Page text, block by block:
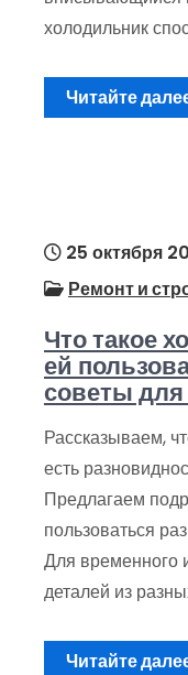
холодильник
Читайте
25 октября
Ремонт и
Что такое
ей
советы
Рассказываем,
есть
Предлагаем
пользоваться
Для временного
деталей из
Читайте